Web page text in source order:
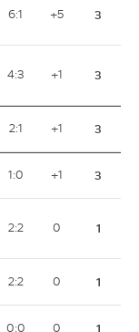
6:1 +5 3
4:3 +1 3
2:1 +1 3
1:0 +1 3
2:2 0 1
2:2 0 1
0:0 0 1